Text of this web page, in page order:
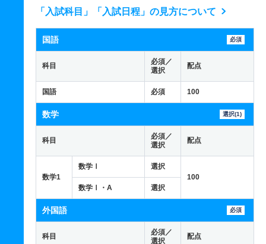
「入試科目」「入試日程」の見方について
国語 必須
科目
必須／
選択
配点
国語 必須 100
数学 選択(1)
科目
必須／
選択
配点
数学1
数学Ⅰ
選択
100
数学Ⅰ・A
選択
外国語 必須
科目
必須／
選択
配点